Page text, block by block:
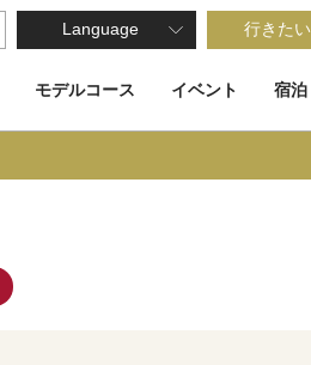
Language 行きた
モデルコース イベント 宿泊